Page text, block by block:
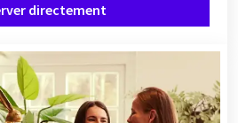
directement